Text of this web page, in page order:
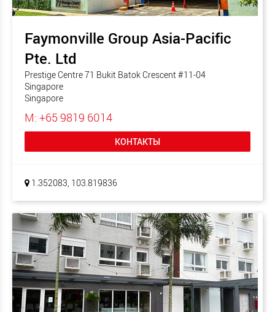
Faymonville Group Asia-Pacific
Pte. Ltd
Prestige Centre 71 Bukit Batok Crescent #11-04
Singapore
Singapore
M: +65 9819 6014
КОНТАКТЫ
1.352083, 103.819836